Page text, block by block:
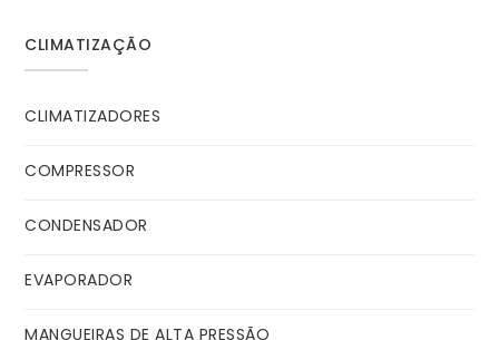
CLIMATIZAÇÃO
CLIMATIZADORES
COMPRESSOR
CONDENSADOR
EVAPORADOR
MANGUEIRAS DE ALTA PRESSÃO